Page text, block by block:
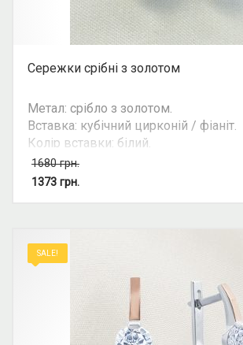
Сережки срібні з золотом
Метал: срібло з золотом.
Вставка: кубічний цирконій / фіаніт.
Колір вставки: білий.
Вид: круглий камінь.
Можливість комплекту: так.
1680грн.
1373 грн.
SALE!